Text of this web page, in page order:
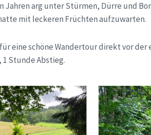
arg unter Stürmen, Dürre und
mit leckeren Früchten aufzuwarten.
eine schöne Wandertour direkt vor
Stunde Abstieg.